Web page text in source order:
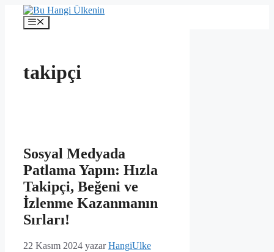
İçeriğe
Menü
takipçi
Sosyal Medyada
Patlama Yapın: Hızla
Takipçi, Beğeni ve
İzlenme Kazanmanın
Sırları!
22 Kasım 2024 yazarHangiUlke